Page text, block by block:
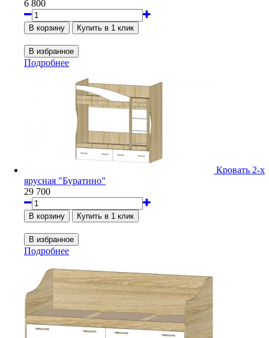
6 800
Подробнее
Кровать 2-х
ярусная "Буратино"
29 700
Подробнее